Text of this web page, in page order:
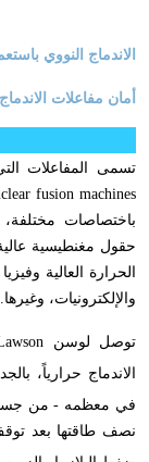
الاندماج النووي
أمان مفاعلات الاندماج
تسمى المفاعلات
fusion machines
باختصاصات مختلفة،
حقول مغنطيسية
الحرارة العالية وفيزيا
والإلكترونيات، وغيرها.
توصل لوسن
الاندماج حرارياً،
في معظمه - من
نصف طاقتها بعد